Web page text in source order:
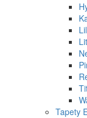
Tapety